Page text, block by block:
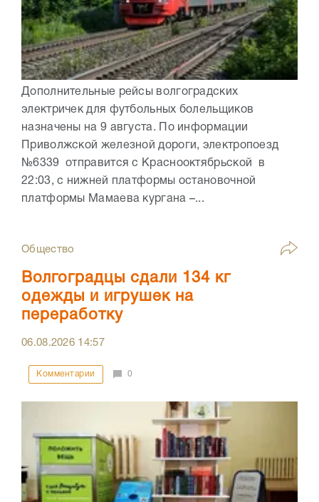
Дополнительные рейсы волгоградских
электричек для футбольных болельщиков
назначены на 9 августа. По информации
Приволжской железной дороги, электропоезд
№6339 отправится с Краснооктябрьской в
22:03, с нижней платформы остановочной
платформы Мамаева кургана –...
Общество
Волгоградцы сдали 134 кг
одежды и игрушек на
переработку
06.08.2026 14:57
Комментарии 0